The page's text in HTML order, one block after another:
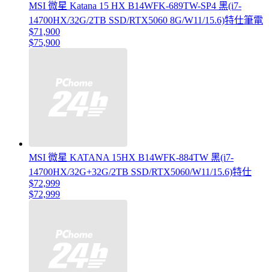
MSI 微星 Katana 15 HX B14WFK-689TW-SP4 黑(i7-
14700HX/32G/2TB SSD/RTX5060 8G/W11/15.6)特仕筆電
$71,900
$75,900
MSI 微星 KATANA 15HX B14WFK-884TW 黑(i7-
14700HX/32G+32G/2TB SSD/RTX5060/W11/15.6)特仕
$72,999
$72,999